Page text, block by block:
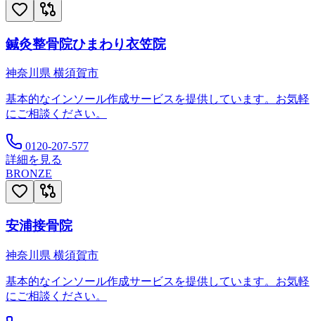
鍼灸整骨院ひまわり衣笠院
神奈川県 横須賀市
基本的なインソール作成サービスを提供しています。お気軽
にご相談ください。
0120-207-577
詳細を見る
BRONZE
安浦接骨院
神奈川県 横須賀市
基本的なインソール作成サービスを提供しています。お気軽
にご相談ください。